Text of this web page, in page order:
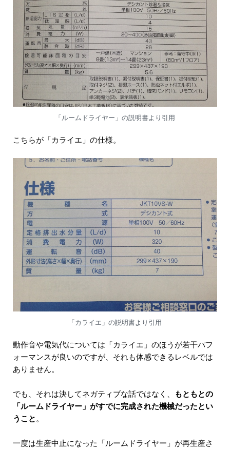
「ルームドライヤー」の説明書より引用
こちらが「カライエ」の仕様。
「カライエ」の説明書より引用
動作音や電気代については「カライエ」のほうが若干パフ
ォーマンスが良いのですが、それも体感できるレベルでは
ありません。
でも、それは決してネガティブな話ではなく、
もともとの
「ルームドライヤー」がすでに完成された機械だったとい
うこと。
一度は生産中止になった「ルームドライヤー」が再生産さ